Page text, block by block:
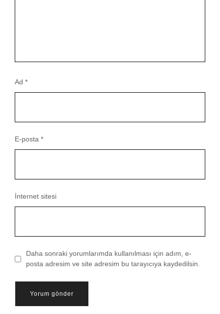
Ad *
E-posta *
İnternet sitesi
Daha sonraki yorumlarımda kullanılması için adım, e-
posta adresim ve site adresim bu tarayıcıya kaydedilsin.